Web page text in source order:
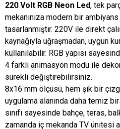
220 Volt RGB Neon Led, tek
mekanınıza modern bir
tasarlanmıştır. 220V ile direkt
kaynağıyla uğraşmadan, uygun
kullanılabilir. RGB yapısı
4 farklı animasyon modu ile
sürekli değiştirebilirsiniz.
8x16 mm ölçüsü, hem şık bir
uygulama alanında daha temiz
sınıfı sayesinde bahçe, teras,
zamanda iç mekanda TV ünitesi